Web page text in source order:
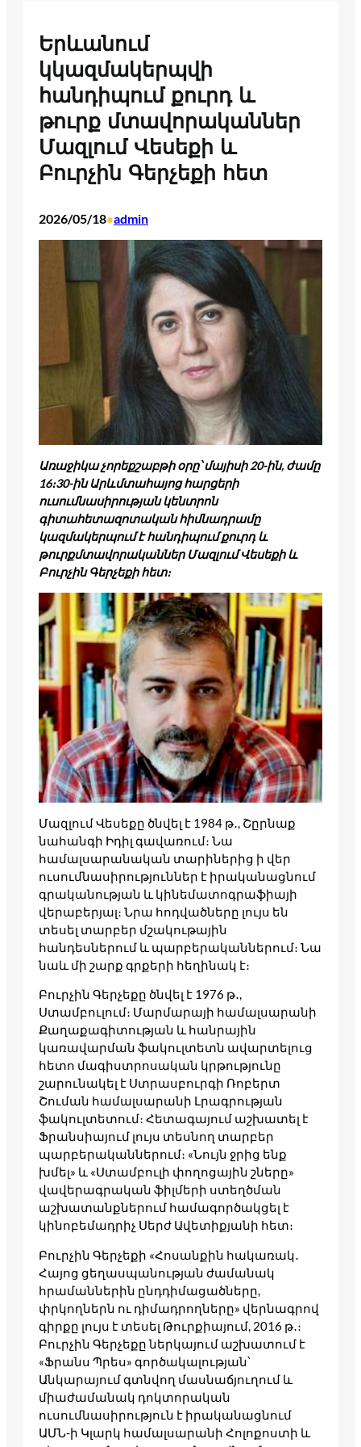
Երևանում
կկազմակերպվի
հանդիպում քուրդ և
թուրք մտավորականներ
Մազլում Վեսեքի և
Բուրչին Գերչեքի հետ
2026/05/18•admin
Առաջիկա չորեքշաբթի օրը՝ մայիսի 20-ին, ժամը
16։30-ին Արևմտահայոց հարցերի
ուսումնասիրության կենտրոն
գիտահետազոտական հիմնադրամը
կազմակերպում է հանդիպում քուրդ և
թուրքմտավորականներ Մազլում Վեսեքի և
Բուրչին Գերչեքի հետ։
Մազլում Վեսեքը ծնվել է 1984 թ․, Շըրնաք
նահանգի Իդիլ գավառում։ Նա
համալսարանական տարիներից ի վեր
ուսումնասիրություններ է իրականացնում
գրականության և կինեմատոգրաֆիայի
վերաբերյալ։ Նրա հոդվածները լույս են
տեսել տարբեր մշակութային
հանդեսներում և պարբերականներում։ Նա
նաև մի շարք գրքերի հեղինակ է։
Բուրչին Գերչեքը ծնվել է 1976 թ․,
Ստամբուլում։ Մարմարայի համալսարանի
Քաղաքագիտության և հանրային
կառավարման ֆակուլտետն ավարտելուց
հետո մագիստրոսական կրթությունը
շարունակել է Ստրասբուրգի Ռոբերտ
Շուման համալսարանի Լրագրության
ֆակուլտետում։ Հետագայում աշխատել է
Ֆրանսիայում լույս տեսնող տարբեր
պարբերականներում։ «Նույն ջրից ենք
խմել» և «Ստամբուլի փողոցային շները»
վավերագրական ֆիլմերի ստեղծման
աշխատանքներում համագործակցել է
կինոբեմադրիչ Սերժ Ավետիքյանի հետ։
Բուրչին Գերչեքի «Հոսանքին հակառակ․
Հայոց ցեղասպանության ժամանակ
հրամաններին ընդդիմացածները,
փրկողներն ու դիմադրողները» վերնագրով
գիրքը լույս է տեսել Թուրքիայում, 2016 թ․։
Բուրչին Գերչեքը ներկայում աշխատում է
«Ֆրանս Պրես» գործակալության՝
Անկարայում գտնվող մասնաճյուղում և
միաժամանակ դոկտորական
ուսումնասիրություն է իրականացնում
ԱՄՆ-ի Կլարկ համալսարանի Հոլոքոստի և